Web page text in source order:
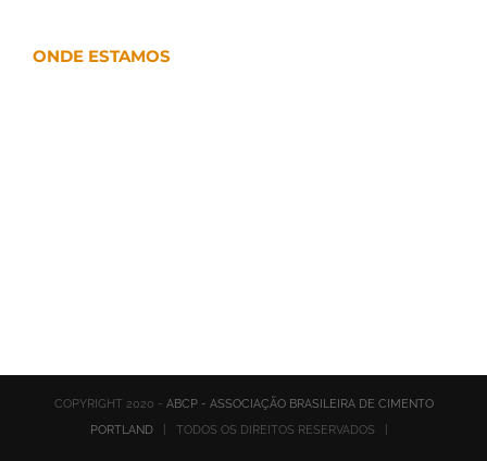
ONDE ESTAMOS
COPYRIGHT 2020 - ABCP - ASSOCIAÇÃO BRASILEIRA DE CIMENTO
PORTLAND| TODOS OS DIREITOS RESERVADOS |